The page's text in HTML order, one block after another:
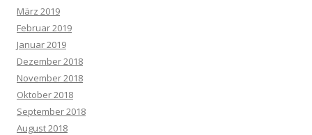
März 2019
Februar 2019
Januar 2019
Dezember 2018
November 2018
Oktober 2018
September 2018
August 2018